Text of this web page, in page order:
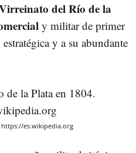
del Río de la
y militar de primer
y a su abundante
https://es.wikipedia.org